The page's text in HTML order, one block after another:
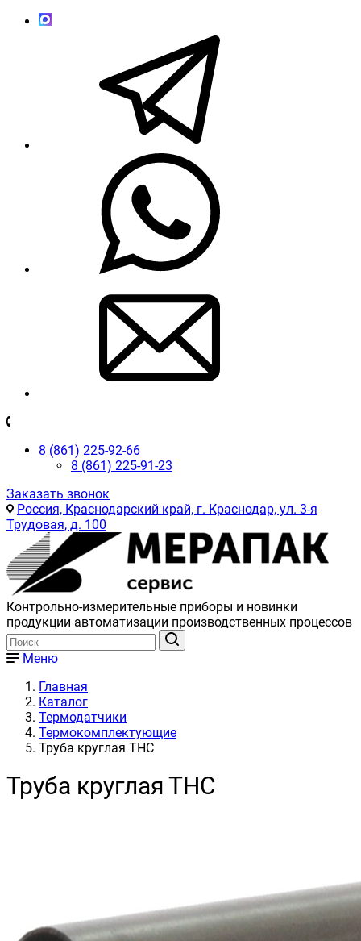
8 (861) 225-92-66
8 (861) 225-91-23
Заказать звонок
Россия, Краснодарский край, г. Краснодар, ул. 3-я
Трудовая, д. 100
Контрольно-измерительные приборы и новинки
продукции автоматизации производственных процессов
Меню
Главная
Каталог
Термодатчики
Термокомплектующие
Труба круглая ТНС
Труба круглая ТНС